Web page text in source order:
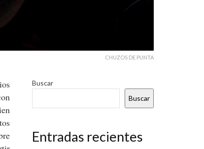
CHUZOS DE PUNTA
Buscar
Buscar
Entradas recientes